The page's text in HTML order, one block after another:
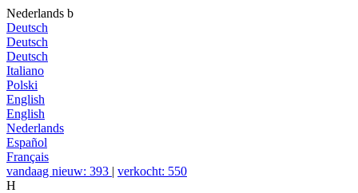
Nederlands b
Deutsch
Deutsch
Deutsch
Italiano
Polski
English
English
Nederlands
Español
Français
vandaag nieuw: 393 | verkocht: 550
H